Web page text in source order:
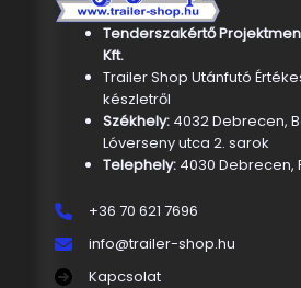
Tenderszakértő
Kft.
Trailer Shop Utánfutó
készletről
Székhely: 4032 Debrecen,
Lóverseny utca 2. sarok
Telephely:4030 Debrecen,
+36 70 621 7696
info@trailer-shop.hu
Kapcsolat